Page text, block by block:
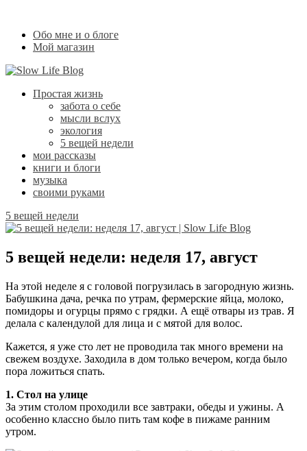
Обо мне и о блоге
Мой магазин
Простая жизнь
забота о себе
мысли вслух
экология
5 вещей недели
мои рассказы
книги и блоги
музыка
своими руками
5 вещей недели
5 вещей недели: неделя 17, август
На этой неделе я с головой погрузилась в загородную жизнь.
Бабушкина дача, речка по утрам, фермерские яйца, молоко,
помидоры и огурцы прямо с грядки. А ещё отвары из трав. Я
делала с календулой для лица и с мятой для волос.
Кажется, я уже сто лет не проводила так много времени на
свежем воздухе. Заходила в дом только вечером, когда было
пора ложиться спать.
1. Стол на улице
За этим столом проходили все завтраки, обеды и ужины. А
особенно классно было пить там кофе в пижаме ранним
утром.